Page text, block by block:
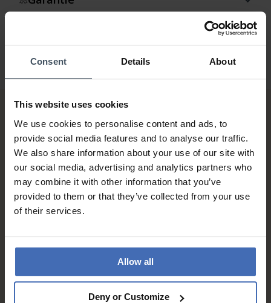
Consent Details About
This website uses cookies
We use cookies to personalise content and ads, to
provide social media features and to analyse our traffic.
We also share information about your use of our site with
our social media, advertising and analytics partners who
may combine it with other information that you’ve
provided to them or that they’ve collected from your use
of their services.
Allow all
Deny or Customize
Sur facture et paiement
échelonné (jusqu’à CHF